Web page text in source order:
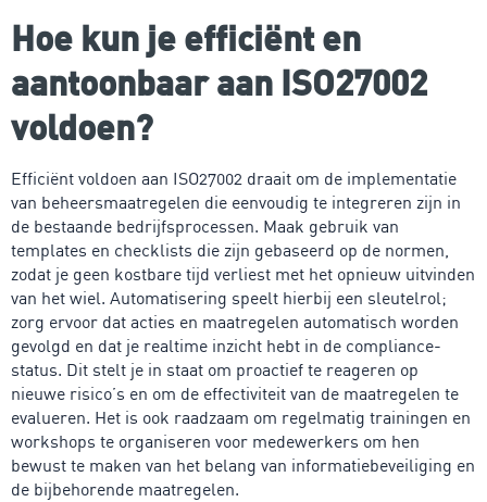
Hoe kun je efficiënt en
aantoonbaar aan ISO27002
voldoen?
Efficiënt voldoen aan ISO27002 draait om de implementatie
van beheersmaatregelen die eenvoudig te integreren zijn in
de bestaande bedrijfsprocessen. Maak gebruik van
templates en checklists die zijn gebaseerd op de normen,
zodat je geen kostbare tijd verliest met het opnieuw uitvinden
van het wiel. Automatisering speelt hierbij een sleutelrol;
zorg ervoor dat acties en maatregelen automatisch worden
gevolgd en dat je realtime inzicht hebt in de compliance-
status. Dit stelt je in staat om proactief te reageren op
nieuwe risico’s en om de effectiviteit van de maatregelen te
evalueren. Het is ook raadzaam om regelmatig trainingen en
workshops te organiseren voor medewerkers om hen
bewust te maken van het belang van informatiebeveiliging en
de bijbehorende maatregelen.